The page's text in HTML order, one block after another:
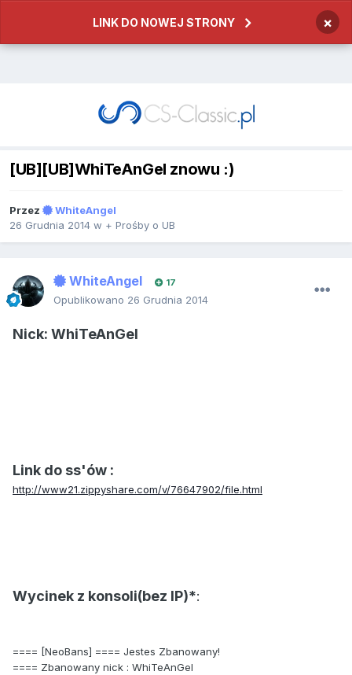
LINK DO NOWEJ STRONY ×
[UB][UB]WhiTeAnGel znowu :)
Przez
WhiteAngel
26 Grudnia 2014 w + Prośby o UB
WhiteAngel 17
Opublikowano 26 Grudnia 2014
Nick: WhiTeAnGel
Link do ss'ów :
http://www21.zippyshare.com/v/76647902/file.html
Wycinek z konsoli(bez IP)*:
==== [NeoBans] ==== Jestes Zbanowany!
==== Zbanowany nick : WhiTeAnGel